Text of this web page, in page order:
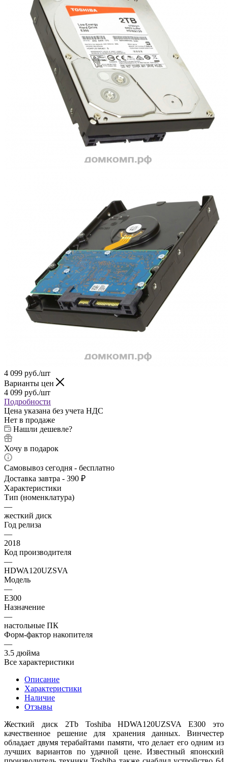
4 099 руб./шт
Варианты цен
4 099 руб./шт
Подробности
Цена указана без учета НДС
Нет в продаже
Нашли дешевле?
Хочу в подарок
Самовывоз сегодня - бесплатно
Доставка завтра - 390 ₽
Характеристики
Тип (номенклатура)
—
жесткий диск
Год релиза
—
2018
Код производителя
—
HDWA120UZSVA
Модель
—
E300
Назначение
—
настольные ПК
Форм-фактор накопителя
—
3.5 дюйма
Все характеристики
Описание
Характеристики
Наличие
Отзывы
Жесткий диск 2Tb Toshiba HDWA120UZSVA E300 это
качественное решение для хранения данных. Винчестер
обладает двумя терабайтами памяти, что делает его одним из
лучших вариантов по удачной цене. Известный японский